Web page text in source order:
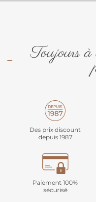
Toujours à
Des prix discount
depuis 1987
Paiement 100%
sécurisé